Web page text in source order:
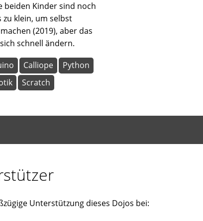
beiden Kinder sind noch
zu klein, um selbst
(2019), aber das
schnell ändern.
Calliope
Python
Scratch
Unterstützung dieses Dojos bei: